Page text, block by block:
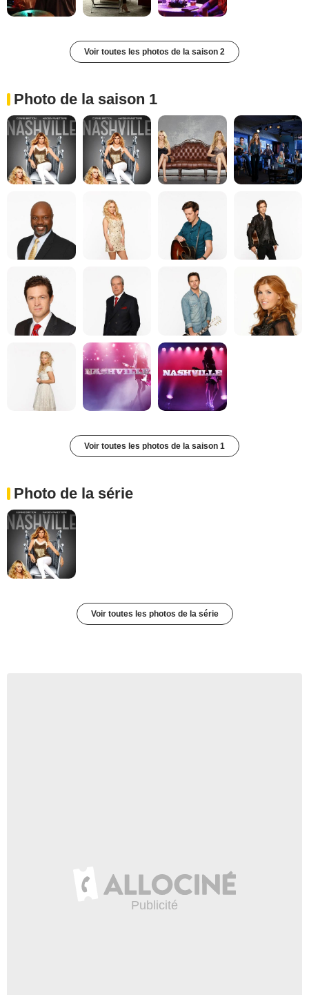
Voir toutes les photos de la saison 2
Photo de la saison 1
Voir toutes les photos de la saison 1
Photo de la série
Voir toutes les photos de la série